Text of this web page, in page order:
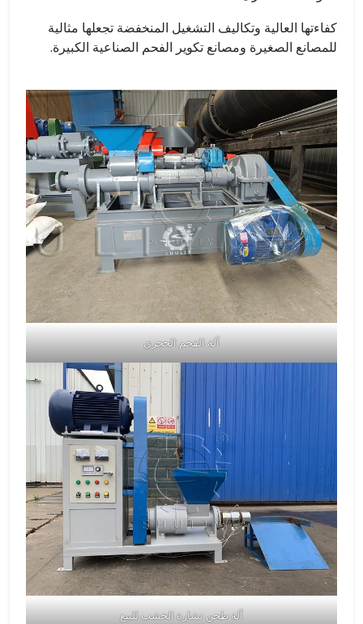
كفاءتها العالية وتكاليف التشغيل المنخفضة تجعلها مثالية
للمصانع الصغيرة ومصانع تكوير الفحم الصناعية الكبيرة.
آلة الفحم الحجري
آلة طحن نشارة الخشب للبيع